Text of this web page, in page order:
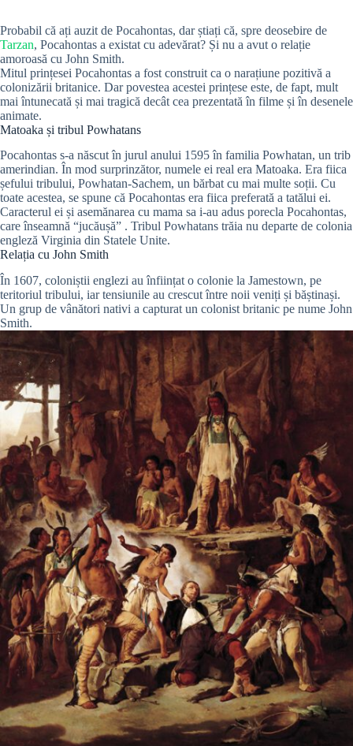
Probabil că ați auzit de Pocahontas, dar știați că, spre deosebire de
Tarzan, Pocahontas a existat cu adevărat? Și nu a avut o relație
amoroasă cu John Smith.
Mitul prințesei Pocahontas a fost construit ca o narațiune pozitivă a
colonizării britanice. Dar povestea acestei prințese este, de fapt, mult
mai întunecată și mai tragică decât cea prezentată în filme și în desenele
animate.
Matoaka și tribul Powhatans
Pocahontas s-a născut în jurul anului 1595 în familia Powhatan, un trib
amerindian. În mod surprinzător, numele ei real era Matoaka. Era fiica
șefului tribului, Powhatan-Sachem, un bărbat cu mai multe soții. Cu
toate acestea, se spune că Pocahontas era fiica preferată a tatălui ei.
Caracterul ei și asemănarea cu mama sa i-au adus porecla Pocahontas,
care înseamnă “jucăușă” . Tribul Powhatans trăia nu departe de colonia
engleză Virginia din Statele Unite.
Relația cu John Smith
În 1607, coloniștii englezi au înființat o colonie la Jamestown, pe
teritoriul tribului, iar tensiunile au crescut între noii veniți și băștinași.
Un grup de vânători nativi a capturat un colonist britanic pe nume John
Smith.